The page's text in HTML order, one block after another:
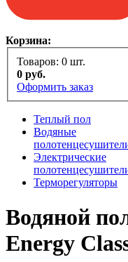
Корзина:
Товаров: 0 шт.
0 руб.
Оформить заказ
Теплый пол
Водяные
Электрические
Терморегуляторы
Водяной
Energy